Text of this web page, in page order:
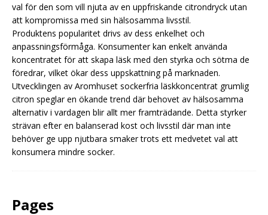
val för den som vill njuta av en uppfriskande citrondryck utan
att kompromissa med sin hälsosamma livsstil.
Produktens popularitet drivs av dess enkelhet och
anpassningsförmåga. Konsumenter kan enkelt använda
koncentratet för att skapa läsk med den styrka och sötma de
föredrar, vilket ökar dess uppskattning på marknaden.
Utvecklingen av Aromhuset sockerfria läskkoncentrat grumlig
citron speglar en ökande trend där behovet av hälsosamma
alternativ i vardagen blir allt mer framträdande. Detta styrker
strävan efter en balanserad kost och livsstil där man inte
behöver ge upp njutbara smaker trots ett medvetet val att
konsumera mindre socker.
Pages